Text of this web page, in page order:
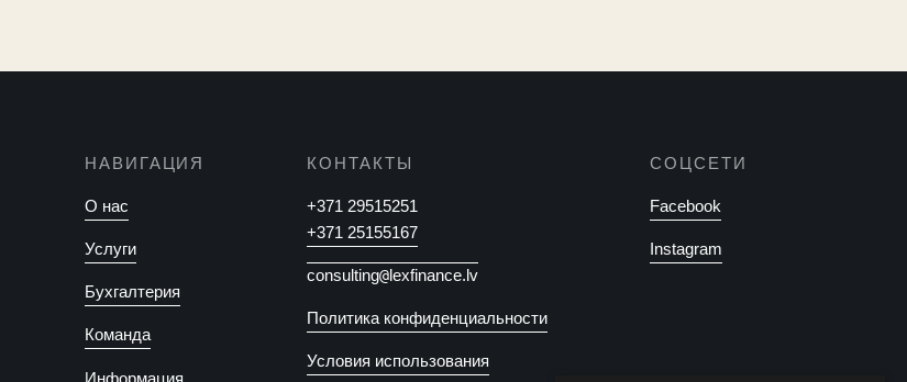
НАВИГАЦИЯ
О нас
Услуги
Бухгалтерия
Команда
Информация
КОНТАКТЫ
+371 29515251
+371 25155167
consulting@lexfinance.lv
Политика конфиденциальности
Условия использования
СОЦСЕТИ
Facebook
Instagram